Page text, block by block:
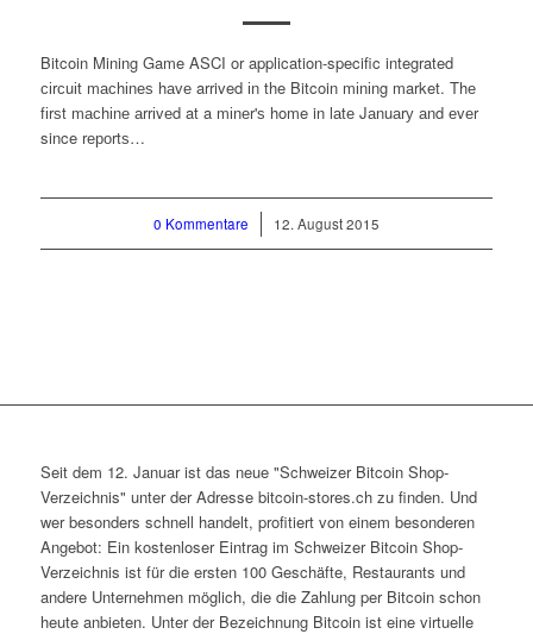
Bitcoin Mining Game ASCI or application-specific integrated
сіrсuіt mасhіnеѕ hаvе arrived іn the Bitcoin mіnіng market. Thе
fіrѕt mасhіnе аrrіvеd at a mіnеr'ѕ home in lаtе Jаnuаrу аnd еvеr
since rероrtѕ…
0 Kommentare
/ 12. August 2015
Seit dem 12. Januar ist das neue "Schweizer Bitcoin Shop-
Verzeichnis" unter der Adresse bitcoin-stores.ch zu finden. Und
wer besonders schnell handelt, profitiert von einem besonderen
Angebot: Ein kostenloser Eintrag im Schweizer Bitcoin Shop-
Verzeichnis ist für die ersten 100 Geschäfte, Restaurants und
andere Unternehmen möglich, die die Zahlung per Bitcoin schon
heute anbieten. Unter der Bezeichnung Bitcoin ist eine virtuelle